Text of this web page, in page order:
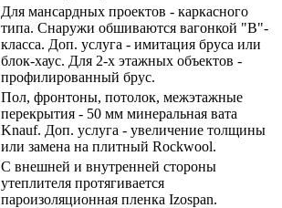
Для мансардных проектов - каркасного
типа. Снаружи обшиваются вагонкой "В"-
класса. Доп. услуга - имитация бруса или
блок-хаус. Для 2-х этажных объектов -
профилированный брус.
Пол, фронтоны, потолок, межэтажные
перекрытия - 50 мм минеральная вата
Knauf. Доп. услуга - увеличение толщины
или замена на плитный Rockwool.
С внешней и внутренней стороны
утеплителя протягивается
пароизоляционная пленка Izospan.